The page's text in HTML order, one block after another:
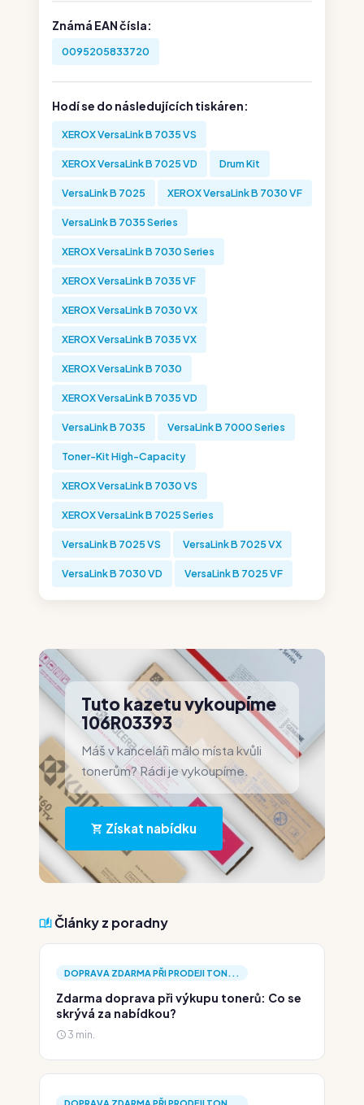
Známá EAN čísla:
0095205833720
Hodí se do následujících tiskáren:
XEROX VersaLink B 7035 VS
XEROX VersaLink B 7025 VD Drum Kit
VersaLink B 7025 XEROX VersaLink B 7030 VF
VersaLink B 7035 Series
XEROX VersaLink B 7030 Series
XEROX VersaLink B 7035 VF
XEROX VersaLink B 7030 VX
XEROX VersaLink B 7035 VX
XEROX VersaLink B 7030
XEROX VersaLink B 7035 VD
VersaLink B 7035 VersaLink B 7000 Series
Toner-Kit High-Capacity
XEROX VersaLink B 7030 VS
XEROX VersaLink B 7025 Series
VersaLink B 7025 VS VersaLink B 7025 VX
VersaLink B 7030 VD VersaLink B 7025 VF
Tuto kazetu vykoupíme
106R03393
Máš v kanceláři málo místa kvůli
tonerům? Rádi je vykoupíme.
Získat nabídku
Články z poradny
DOPRAVA ZDARMA PŘI PRODEJI TON...
Zdarma doprava při výkupu tonerů: Co se
skrývá za nabídkou?
3 min.